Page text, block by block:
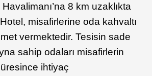
8 km uzaklıkta
misafirlerine oda kahvaltı
vermektedir. Tesisin sade
sahip odaları misafirlerin
ihtiyaç